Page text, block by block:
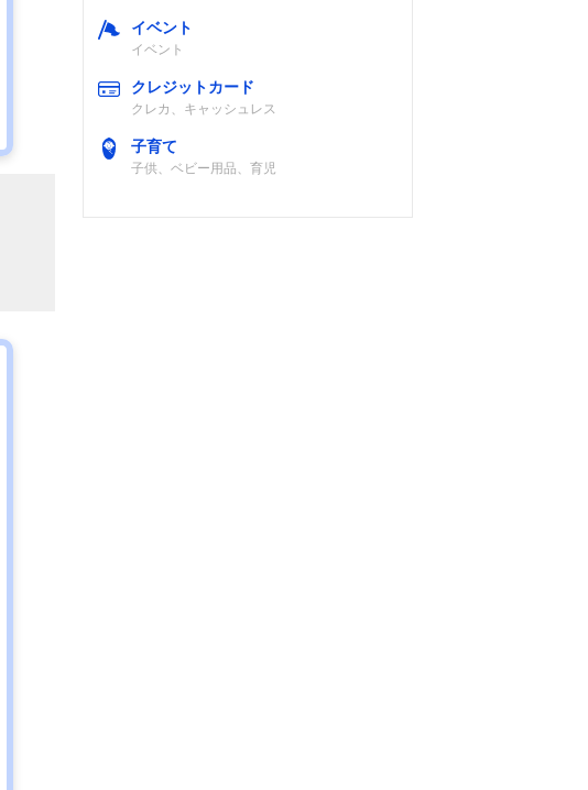
イベント
イベント
クレジットカード
クレカ、キャッシュレス
子育て
子供、ベビー用品、育児